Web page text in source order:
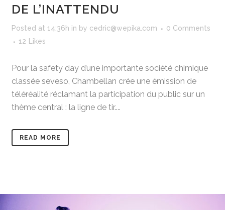
DE L’INATTENDU
Posted at 14:36h in by cedric@wepika.com
0 Comments
12
Likes
Pour la safety day d’une importante société chimique
classée seveso, Chambellan crée une émission de
téléréalité réclamant la participation du public sur un
thème central : la ligne de tir....
READ MORE